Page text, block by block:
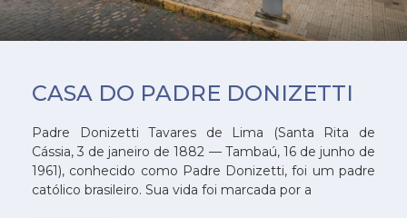
CASA DO PADRE DONIZETTI
Padre Donizetti Tavares de Lima (Santa Rita de
Cássia, 3 de janeiro de 1882 — Tambaú, 16 de junho de
1961), conhecido como Padre Donizetti, foi um padre
católico brasileiro. Sua vida foi marcada por a